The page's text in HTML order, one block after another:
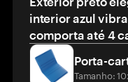
interior azul
comporta até 4
Porta-
Tamanho: